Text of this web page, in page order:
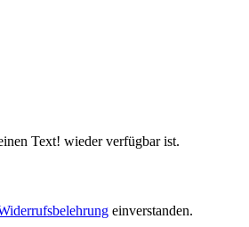
Text! wieder verfügbar ist.
einverstanden.